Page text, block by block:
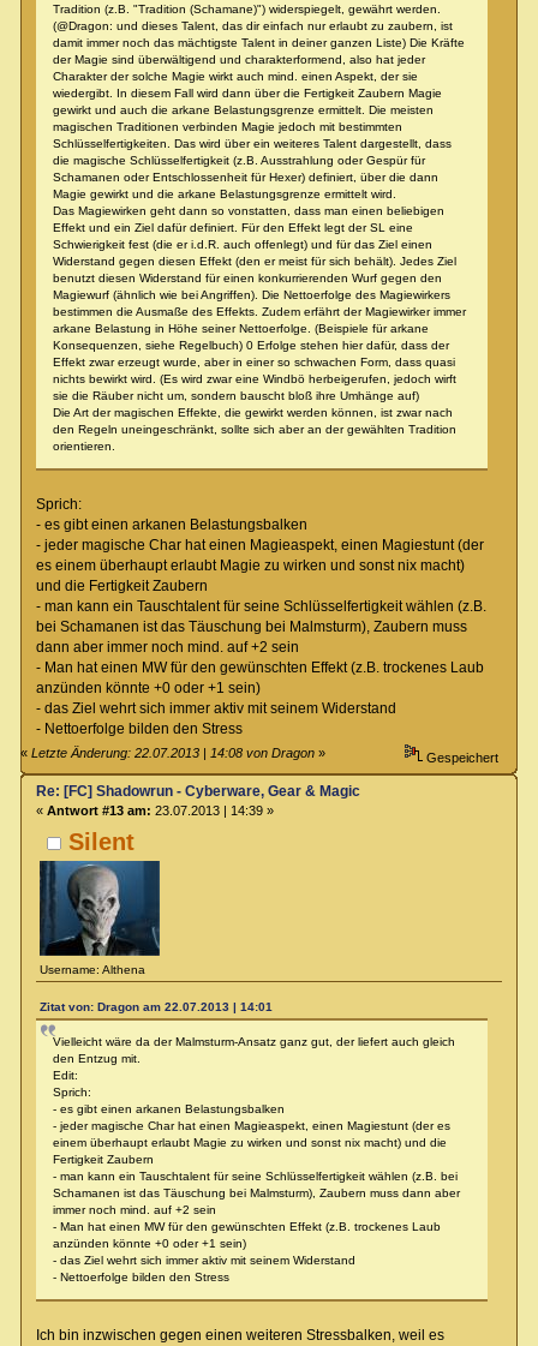
Tradition (z.B. "Tradition (Schamane)") widerspiegelt, gewährt werden.
(@Dragon: und dieses Talent, das dir einfach nur erlaubt zu zaubern, ist
damit immer noch das mächtigste Talent in deiner ganzen Liste) Die Kräfte
der Magie sind überwältigend und charakterformend, also hat jeder
Charakter der solche Magie wirkt auch mind. einen Aspekt, der sie
wiedergibt. In diesem Fall wird dann über die Fertigkeit Zaubern Magie
gewirkt und auch die arkane Belastungsgrenze ermittelt. Die meisten
magischen Traditionen verbinden Magie jedoch mit bestimmten
Schlüsselfertigkeiten. Das wird über ein weiteres Talent dargestellt, dass
die magische Schlüsselfertigkeit (z.B. Ausstrahlung oder Gespür für
Schamanen oder Entschlossenheit für Hexer) definiert, über die dann
Magie gewirkt und die arkane Belastungsgrenze ermittelt wird.
Das Magiewirken geht dann so vonstatten, dass man einen beliebigen
Effekt und ein Ziel dafür definiert. Für den Effekt legt der SL eine
Schwierigkeit fest (die er i.d.R. auch offenlegt) und für das Ziel einen
Widerstand gegen diesen Effekt (den er meist für sich behält). Jedes Ziel
benutzt diesen Widerstand für einen konkurrierenden Wurf gegen den
Magiewurf (ähnlich wie bei Angriffen). Die Nettoerfolge des Magiewirkers
bestimmen die Ausmaße des Effekts. Zudem erfährt der Magiewirker immer
arkane Belastung in Höhe seiner Nettoerfolge. (Beispiele für arkane
Konsequenzen, siehe Regelbuch) 0 Erfolge stehen hier dafür, dass der
Effekt zwar erzeugt wurde, aber in einer so schwachen Form, dass quasi
nichts bewirkt wird. (Es wird zwar eine Windbö herbeigerufen, jedoch wirft
sie die Räuber nicht um, sondern bauscht bloß ihre Umhänge auf)
Die Art der magischen Effekte, die gewirkt werden können, ist zwar nach
den Regeln uneingeschränkt, sollte sich aber an der gewählten Tradition
orientieren.
Sprich:
- es gibt einen arkanen Belastungsbalken
- jeder magische Char hat einen Magieaspekt, einen Magiestunt (der
es einem überhaupt erlaubt Magie zu wirken und sonst nix macht)
und die Fertigkeit Zaubern
- man kann ein Tauschtalent für seine Schlüsselfertigkeit wählen (z.B.
bei Schamanen ist das Täuschung bei Malmsturm), Zaubern muss
dann aber immer noch mind. auf +2 sein
- Man hat einen MW für den gewünschten Effekt (z.B. trockenes Laub
anzünden könnte +0 oder +1 sein)
- das Ziel wehrt sich immer aktiv mit seinem Widerstand
- Nettoerfolge bilden den Stress
«Letzte Änderung: 22.07.2013 | 14:08 von Dragon » Gespeichert
Silent
Username: Althena
Re: [FC] Shadowrun - Cyberware, Gear & Magic
« Antwort #13 am: 23.07.2013 | 14:39 »
Zitat von: Dragon am 22.07.2013 | 14:01
Vielleicht wäre da der Malmsturm-Ansatz ganz gut, der liefert auch gleich
den Entzug mit.
Edit:
Sprich:
- es gibt einen arkanen Belastungsbalken
- jeder magische Char hat einen Magieaspekt, einen Magiestunt (der es
einem überhaupt erlaubt Magie zu wirken und sonst nix macht) und die
Fertigkeit Zaubern
- man kann ein Tauschtalent für seine Schlüsselfertigkeit wählen (z.B. bei
Schamanen ist das Täuschung bei Malmsturm), Zaubern muss dann aber
immer noch mind. auf +2 sein
- Man hat einen MW für den gewünschten Effekt (z.B. trockenes Laub
anzünden könnte +0 oder +1 sein)
- das Ziel wehrt sich immer aktiv mit seinem Widerstand
- Nettoerfolge bilden den Stress
Ich bin inzwischen gegen einen weiteren Stressbalken, weil es